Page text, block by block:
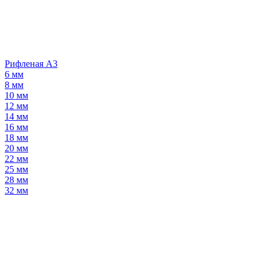
Рифленая А3
6 мм
8 мм
10 мм
12 мм
14 мм
16 мм
18 мм
20 мм
22 мм
25 мм
28 мм
32 мм